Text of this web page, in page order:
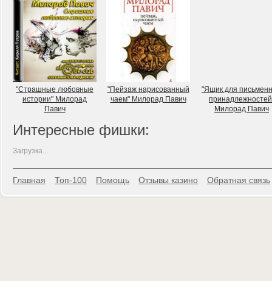
"Страшные любовные
истории" Милорад
Павич
"Пейзаж нарисованный
чаем" Милорад Павич
"Ящик для
Милорад Павич
Интересные фишки:
Загрузка...
Главная Топ-100 Помощь Отзывы казино Обратная связь